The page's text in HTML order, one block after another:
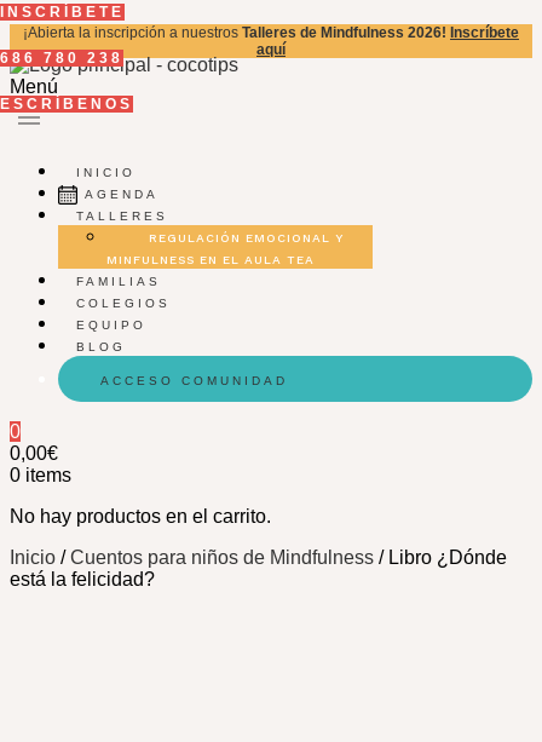
¡Abierta la inscripción a nuestros Talleres de Mindfulness 2026! Inscríbete
aquí
Menú
INICIO
AGENDA
TALLERES
REGULACIÓN EMOCIONAL Y
MINFULNESS EN EL AULA TEA
FAMILIAS
COLEGIOS
EQUIPO
BLOG
ACCESO COMUNIDAD
0
0,00€
0 items
No hay productos en el carrito.
INSCRÍBETE
686 780 238
ESCRÍBENOS
Inicio /Cuentos para niños de Mindfulness / Libro ¿Dónde
está la felicidad?